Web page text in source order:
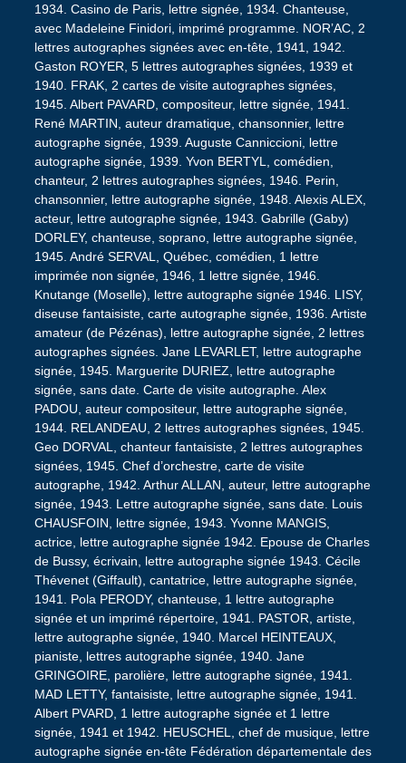
1934. Casino de Paris, lettre signée, 1934. Chanteuse,
avec Madeleine Finidori, imprimé programme. NOR’AC, 2
lettres autographes signées avec en-tête, 1941, 1942.
Gaston ROYER, 5 lettres autographes signées, 1939 et
1940. FRAK, 2 cartes de visite autographes signées,
1945. Albert PAVARD, compositeur, lettre signée, 1941.
René MARTIN, auteur dramatique, chansonnier, lettre
autographe signée, 1939. Auguste Canniccioni, lettre
autographe signée, 1939. Yvon BERTYL, comédien,
chanteur, 2 lettres autographes signées, 1946. Perin,
chansonnier, lettre autographe signée, 1948. Alexis ALEX,
acteur, lettre autographe signée, 1943. Gabrille (Gaby)
DORLEY, chanteuse, soprano, lettre autographe signée,
1945. André SERVAL, Québec, comédien, 1 lettre
imprimée non signée, 1946, 1 lettre signée, 1946.
Knutange (Moselle), lettre autographe signée 1946. LISY,
diseuse fantaisiste, carte autographe signée, 1936. Artiste
amateur (de Pézénas), lettre autographe signée, 2 lettres
autographes signées. Jane LEVARLET, lettre autographe
signée, 1945. Marguerite DURIEZ, lettre autographe
signée, sans date. Carte de visite autographe. Alex
PADOU, auteur compositeur, lettre autographe signée,
1944. RELANDEAU, 2 lettres autographes signées, 1945.
Geo DORVAL, chanteur fantaisiste, 2 lettres autographes
signées, 1945. Chef d’orchestre, carte de visite
autographe, 1942. Arthur ALLAN, auteur, lettre autographe
signée, 1943. Lettre autographe signée, sans date. Louis
CHAUSFOIN, lettre signée, 1943. Yvonne MANGIS,
actrice, lettre autographe signée 1942. Epouse de Charles
de Bussy, écrivain, lettre autographe signée 1943. Cécile
Thévenet (Giffault), cantatrice, lettre autographe signée,
1941. Pola PERODY, chanteuse, 1 lettre autographe
signée et un imprimé répertoire, 1941. PASTOR, artiste,
lettre autographe signée, 1940. Marcel HEINTEAUX,
pianiste, lettres autographe signée, 1940. Jane
GRINGOIRE, parolière, lettre autographe signée, 1941.
MAD LETTY, fantaisiste, lettre autographe signée, 1941.
Albert PVARD, 1 lettre autographe signée et 1 lettre
signée, 1941 et 1942. HEUSCHEL, chef de musique, lettre
autographe signée en-tête Fédération départementale des